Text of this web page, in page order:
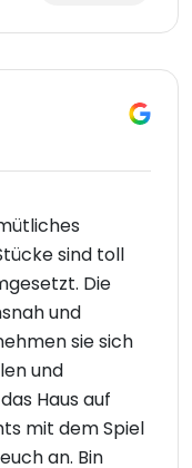
sind toll
Die
und
sie sich
und
Haus auf
mit dem Spiel
an. Bin